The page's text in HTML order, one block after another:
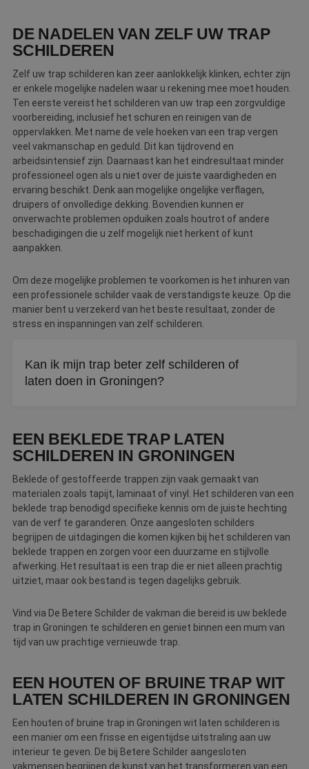
DE NADELEN VAN ZELF UW TRAP
SCHILDEREN
Zelf uw trap schilderen kan zeer aanlokkelijk klinken, echter zijn
er enkele mogelijke nadelen waar u rekening mee moet houden.
Ten eerste vereist het schilderen van uw trap een zorgvuldige
voorbereiding, inclusief het schuren en reinigen van de
oppervlakken. Met name de vele hoeken van een trap vergen
veel vakmanschap en geduld. Dit kan tijdrovend en
arbeidsintensief zijn. Daarnaast kan het eindresultaat minder
professioneel ogen als u niet over de juiste vaardigheden en
ervaring beschikt. Denk aan mogelijke ongelijke verflagen,
druipers of onvolledige dekking. Bovendien kunnen er
onverwachte problemen opduiken zoals houtrot of andere
beschadigingen die u zelf mogelijk niet herkent of kunt
aanpakken.
Om deze mogelijke problemen te voorkomen is het inhuren van
een professionele schilder vaak de verstandigste keuze. Op die
manier bent u verzekerd van het beste resultaat, zonder de
stress en inspanningen van zelf schilderen.
Kan ik mijn trap beter zelf schilderen of
laten doen in Groningen?
en een vakschilder herkent ook houtrot en andere
verborgen gebreken.
EEN BEKLEDE TRAP LATEN
SCHILDEREN IN GRONINGEN
Beklede of gestoffeerde trappen zijn vaak gemaakt van
materialen zoals tapijt, laminaat of vinyl. Het schilderen van een
beklede trap benodigd specifieke kennis om de juiste hechting
van de verf te garanderen. Onze aangesloten schilders
begrijpen de uitdagingen die komen kijken bij het schilderen van
beklede trappen en zorgen voor een duurzame en stijlvolle
afwerking. Het resultaat is een trap die er niet alleen prachtig
uitziet, maar ook bestand is tegen dagelijks gebruik.
Vind via De Betere Schilder de vakman die bereid is uw beklede
trap in Groningen te schilderen en geniet binnen een mum van
tijd van uw prachtige vernieuwde trap.
EEN HOUTEN OF BRUINE TRAP WIT
LATEN SCHILDEREN IN GRONINGEN
Een houten of bruine trap in Groningen wit laten schilderen is
een manier om een frisse en eigentijdse uitstraling aan uw
interieur te geven. De bij Betere Schilder aangesloten
vakmensen begrijpen de kunst van het transformeren van een